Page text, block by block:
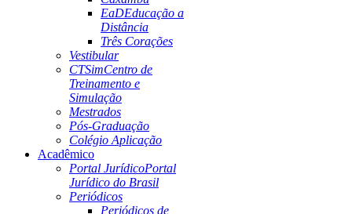
EaDEducação a
Distância
Três Corações
Vestibular
CTSimCentro de
Treinamento e
Simulação
Mestrados
Pós-Graduação
Colégio Aplicação
Acadêmico
Portal JurídicoPortal
Jurídico do Brasil
Periódicos
Periódicos de